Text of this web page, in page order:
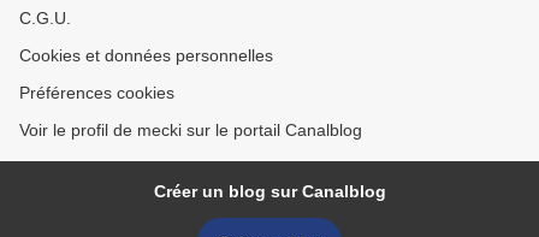
C.G.U.
Cookies et données personnelles
Préférences cookies
Voir le profil de mecki sur le portail Canalblog
Créer un blog sur Canalblog